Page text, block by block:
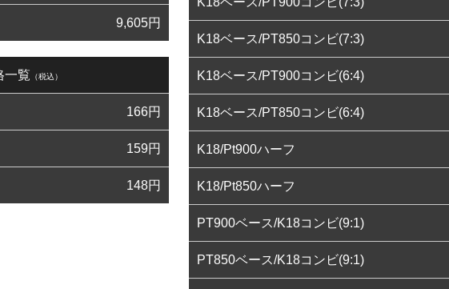
9,605円
一覧 （税込）
166円
159円
148円
K18ベース/PT850コンビ(7:3)
K18ベース/PT900コンビ(6:4)
K18ベース/PT850コンビ(6:4)
K18/Pt900ハーフ
K18/Pt850ハーフ
PT900ベース/K18コンビ(9:1)
PT850ベース/K18コンビ(9:1)